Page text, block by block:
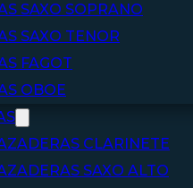
SAXO SOPRANO
SAXO TENOR
FAGOT
OBOE
CLARINETE
SAXO ALTO